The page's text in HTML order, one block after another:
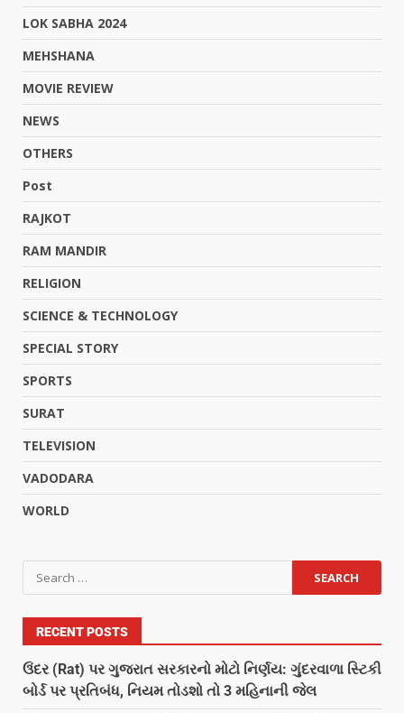
LOK SABHA 2024
MEHSHANA
MOVIE REVIEW
NEWS
OTHERS
Post
RAJKOT
RAM MANDIR
RELIGION
SCIENCE & TECHNOLOGY
SPECIAL STORY
SPORTS
SURAT
TELEVISION
VADODARA
WORLD
RECENT POSTS
ઉંદર (Rat) પર ગુજરાત સરકારનો મોટો નિર્ણય: ગુંદરવાળા સ્ટિકી
બોર્ડ પર પ્રતિબંધ, નિયમ તોડશો તો 3 મહિનાની જેલ